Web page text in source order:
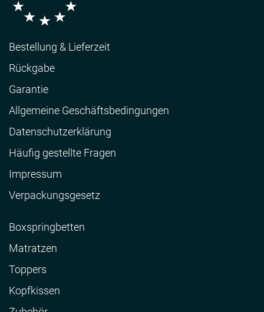
Bestellung & Lieferzeit
Rückgabe
Garantie
Allgemeine Geschäftsbedingungen
Datenschutzerklärung
Häufig gestellte Fragen
Impressum
Verpackungsgesetz
Boxspringbetten
Matratzen
Toppers
Kopfkissen